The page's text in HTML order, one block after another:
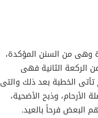
من السنن المؤكدة،
الركعة الثانية فهى
الخطبة بعد ذلك والتى
وذبح الأضحية،
البعض فرحاً بالعيد.